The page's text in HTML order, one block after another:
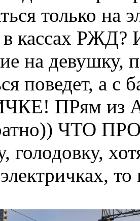
только на
в кассах РЖД?
на девушку,
поведет, а с
ПРям из
ЧТО
голодовку,